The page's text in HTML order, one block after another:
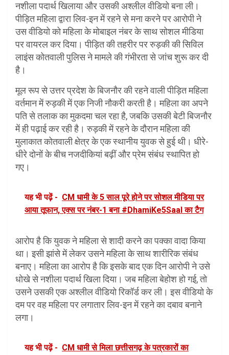
नशीला पदार्थ खिलाया और उसकी अश्लील वीडियो बना ली।
पीड़ित महिला द्वारा लिव-इन में रहने से मना करने पर आरोपी ने
उस वीडियो को महिला के मोबाइल नंबर के साथ सोशल मीडिया
पर वायरल कर दिया। पीड़ित की तहरीर पर रुड़की की सिविल
लाइंस कोतवाली पुलिस ने मामले की गंभीरता से जांच शुरू कर दी
है।
मूल रूप से उत्तर प्रदेश के बिजनौर की रहने वाली पीड़ित महिला
वर्तमान में रुड़की में एक निजी नौकरी करती है। महिला का अपने
पति से तलाक का मुकदमा चल रहा है, जबकि उसकी बेटी बिजनौर
में ही पढ़ाई कर रही है। रुड़की में रहने के दौरान महिला की
मुलाकात कोतवाली क्षेत्र के एक स्थानीय युवक से हुई थी। धीरे-
धीरे दोनों के बीच नजदीकियां बढ़ीं और प्रेम संबंध स्थापित हो
गए।
यह भी पढ़ें - CM धामी के 5 साल पूरे होने पर सोशल मीडिया पर
आया तूफान, एक्स पर नंबर-1 बना #DhamiKe5Saal का टैग
आरोप है कि युवक ने महिला से शादी करने का पक्का वादा किया
था। इसी झांसे में लेकर उसने महिला के साथ शारीरिक संबंध
बनाए। महिला का आरोप है कि इसके बाद एक दिन आरोपी ने उसे
धोखे से नशीला पदार्थ खिला दिया। जब महिला बेहोश हो गई, तो
उसने उसकी एक अश्लील वीडियो रिकॉर्ड कर ली। इस वीडियो के
दम पर वह महिला पर लगातार लिव-इन में रहने का दबाव बनाने
लगा।
यह भी पढ़ें - CM धामी से मिला छत्तीसगढ़ के पत्रकारों का